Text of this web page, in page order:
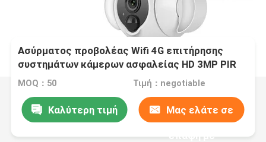
Ασύρματος προβολέας Wifi 4G επιτήρησης
συστημάτων κάμερων ασφαλείας HD 3MP PIR
MOQ：50 Τιμή：negotiable
Καλύτερη τιμή Μας ελάτε σε
επαφή με